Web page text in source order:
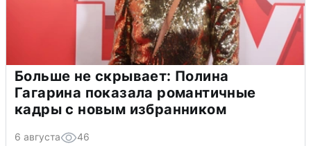
Больше не скрывает: Полина
Гагарина показала романтичные
кадры с новым избранником
6 августа 46